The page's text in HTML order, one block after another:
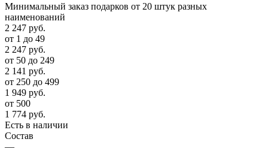
Минимальный заказ подарков от 20 штук разных
наименований
2 247 руб.
от 1 до 49
2 247 руб.
от 50 до 249
2 141 руб.
от 250 до 499
1 949 руб.
от 500
1 774 руб.
Есть в наличии
Состав